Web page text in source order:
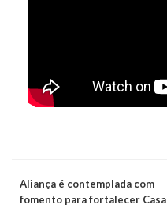
Aliança é contemplada com
fomento para fortalecer Casa